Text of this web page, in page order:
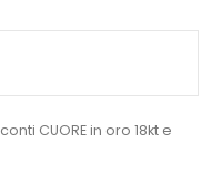
CUORE in oro 18kt e